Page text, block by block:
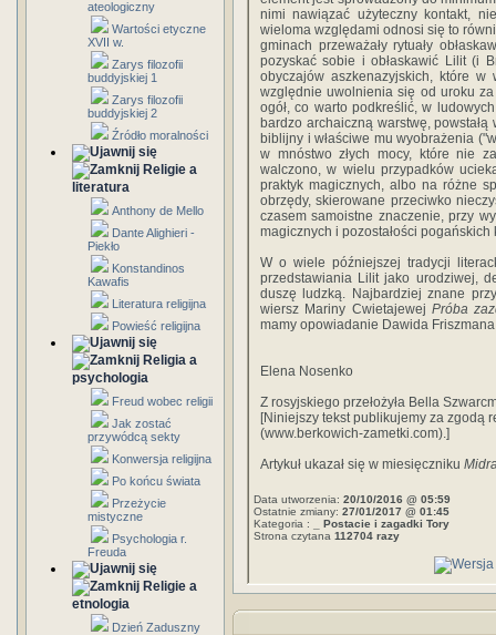
ateologiczny
Wartości etyczne
XVII w.
Zarys filozofii
buddyjskiej 1
Zarys filozofii
buddyjskiej 2
Źródło moralności
Religie a
literatura
Anthony de Mello
Dante Alighieri -
Piekło
Konstandinos
Kawafis
Literatura religijna
Powieść religijna
Religia a
psychologia
Freud wobec religii
Jak zostać
przywódcą sekty
Konwersja religijna
Po końcu świata
Przeżycie
mistyczne
Psychologia r.
Freuda
Religie a
etnologia
Dzień Zaduszny
nimi nawiązać użyteczny kontakt,
wieloma względami odnosi się to
gminach przeważały rytuały
pozyskać sobie i obłaskawić Lilit (i
obyczajów aszkenazyjskich, które w
względnie uwolnienia się od uroku
ogół, co warto podkreślić, w
bardzo archaiczną warstwę, powstałą
biblijny i właściwe mu wyobrażenia
w mnóstwo złych mocy, które nie
walczono, w wielu przypadków
praktyk magicznych, albo na różne
obrzędy, skierowane przeciwko
czasem samoistne znaczenie, przy
magicznych i pozostałości pogańskich
W o wiele późniejszej tradycji
przedstawiania Lilit jako urodziwej,
duszę ludzką. Najbardziej znane
wiersz Mariny Cwietajewej Próba
mamy opowiadanie Dawida
Elena Nosenko
Z rosyjskiego przełożyła Bella
[Niniejszy tekst publikujemy za zgodą
(www.berkowich-zametki.com).]
Artykuł ukazał się w miesięczniku
Data utworzenia: 20/10/2016 @ 05:59
Ostatnie zmiany: 27/01/2017 @ 01:45
Kategoria :
_ Postacie i zagadki Tory
Strona czytana 112704 razy